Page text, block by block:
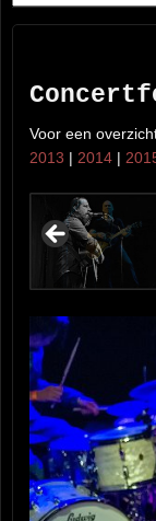
Voor een
2013 | 2014 |